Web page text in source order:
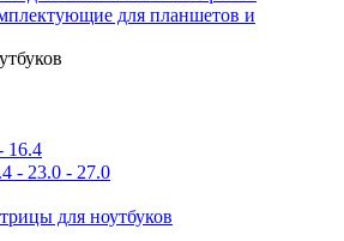
для планшетов и
16.4
- 23.0 - 27.0
для ноутбуков